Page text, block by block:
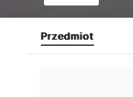
Przedmiot